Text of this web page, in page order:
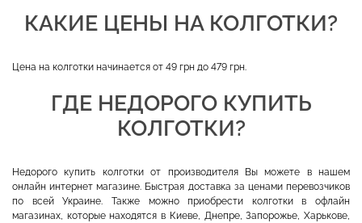
КАКИЕ ЦЕНЫ НА КОЛГОТКИ?
Цена на колготки начинается от 49 грн до 479 грн.
ГДЕ НЕДОРОГО КУПИТЬ
КОЛГОТКИ?
Недорого купить колготки от производителя Вы можете в нашем
онлайн интернет магазине. Быстрая доставка за ценами перевозчиков
по всей Украине. Также можно приобрести колготки в офлайн
магазинах, которые находятся в Киеве, Днепре, Запорожье, Харькове,